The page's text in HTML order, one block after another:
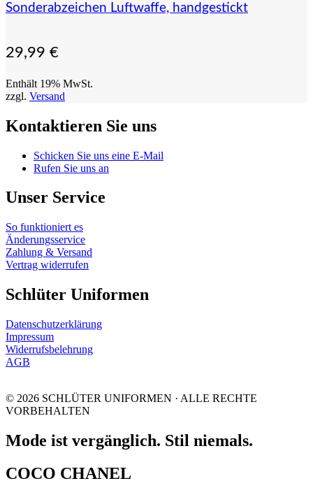
Sonderabzeichen Luftwaffe, handgestickt
29,99 €
Enthält 19% MwSt.
zzgl. Versand
Kontaktieren Sie uns
Schicken Sie uns eine E-Mail
Rufen Sie uns an
Unser Service
So funktioniert es
Änderungsservice
Zahlung & Versand
Vertrag widerrufen
Schlüter Uniformen
Datenschutzerklärung
Impressum
Widerrufsbelehrung
AGB
© 2026 SCHLÜTER UNIFORMEN · ALLE RECHTE
VORBEHALTEN
Mode ist vergänglich. Stil niemals.
COCO CHANEL